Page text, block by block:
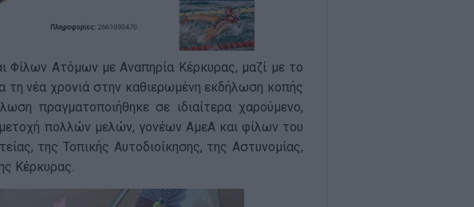
Ατόμων με Αναπηρία Κέρκυρας, μαζί με το
νέα χρονιά στην καθιερωμένη εκδήλωση κοπής
πραγματοποιήθηκε σε ιδιαίτερα χαρούμενο,
πολλών μελών, γονέων ΑμεΑ και φίλων του
της Τοπικής Αυτοδιοίκησης, της Αστυνομίας,
Κέρκυρας.